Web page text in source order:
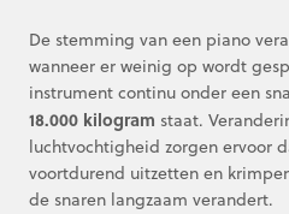
De stemming van een piano
wanneer er weinig op wordt
instrument continu onder een
18.000 kilogram staat.
luchtvochtigheid zorgen ervoor
voortdurend uitzetten en
de snaren langzaam verandert.